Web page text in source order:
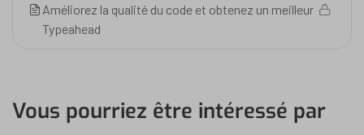
Améliorez la qualité du code et obtenez un meilleur
Typeahead
Vous pourriez être intéressé par